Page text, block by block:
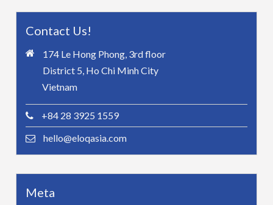
Contact Us!
174 Le Hong Phong, 3rd floor
District 5, Ho Chi Minh City
Vietnam
+84 28 3925 1559
hello@eloqasia.com
Meta